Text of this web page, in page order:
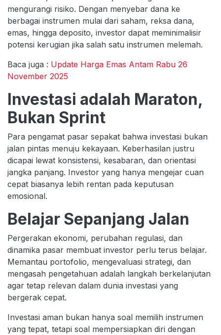
mengurangi risiko. Dengan menyebar dana ke
berbagai instrumen mulai dari saham, reksa dana,
emas, hingga deposito, investor dapat meminimalisir
potensi kerugian jika salah satu instrumen melemah.
Baca juga : Update Harga Emas Antam Rabu 26
November 2025
Investasi adalah Maraton,
Bukan Sprint
Para pengamat pasar sepakat bahwa investasi bukan
jalan pintas menuju kekayaan. Keberhasilan justru
dicapai lewat konsistensi, kesabaran, dan orientasi
jangka panjang. Investor yang hanya mengejar cuan
cepat biasanya lebih rentan pada keputusan
emosional.
Belajar Sepanjang Jalan
Pergerakan ekonomi, perubahan regulasi, dan
dinamika pasar membuat investor perlu terus belajar.
Memantau portofolio, mengevaluasi strategi, dan
mengasah pengetahuan adalah langkah berkelanjutan
agar tetap relevan dalam dunia investasi yang
bergerak cepat.
Investasi aman bukan hanya soal memilih instrumen
yang tepat, tetapi soal mempersiapkan diri dengan